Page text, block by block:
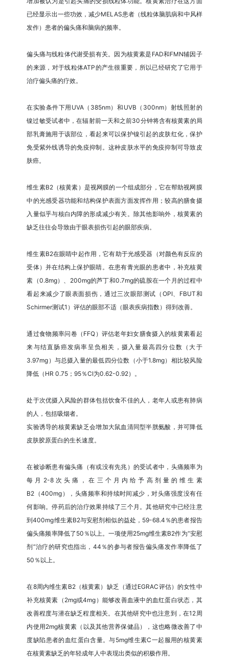
已经显示出一些功效，减少MELAS患者（线粒体脑肌病和中风样
发作）患者的偏头痛和脑病的频率。
偏头痛与线粒体代谢受损有关。因为核黄素是FAD和FMN辅因子
的来源，对于线粒体ATP的产生很重要，所以已经研究了它用于
治疗偏头痛的疗效。
在实验条件下用UVA（385nm）和UVB（300nm）射线照射的
镍过敏受试者中，在辐射前一天和之前30分钟将含有核黄素的局
部乳膏施用于该部位，看起来可以保护镍引起的皮肤红化，保护
免受紫外线诱导的免疫抑制。这种皮肤水平的免疫抑制可导致皮
肤癌。
维生素B2（核黄素）是视网膜的一个组成部分，它在帮助视网膜
中的光感受器功能和结构保护表面方面发挥作用；较高的膳食摄
入量似乎与核白内障的形成减少有关。除其他影响外，核黄素的
缺乏往往会导致由于眼表损伤引起的眼部疾病。
维生素B2在眼睛中起作用，它有助于光感受器（对颜色有反应的
受体）并在结构上保护眼睛。在患有青光眼的患者中，补充核黄
素（0.8mg）、200mg的芦丁和0.7mg的硫胺在一个月的过程中
看起来减少了眼表面损伤，通过三次眼部测试（OPI、FBUT和
Schirmer测试1）评估的眼部不适（眼表疾病指数）得到改善。
通过食物频率问卷（FFQ）评估老年妇女膳食摄入的核黄素看起
来与结直肠癌发病率呈负相关，摄入量最高四分位数（大于
3.97mg）与总摄入量的最低四分位数（小于1.8mg）相比较风险
降低（HR 0.75；95％CI为0.62-0.92）。
处于次优摄入风险的群体包括饮食不佳的人，老年人或患有肺病
的人，包括吸烟者。
实验诱导的核黄素缺乏会增加大鼠血清同型半胱氨酸，并可降低
皮肤胶原蛋白的生长速度。
在被诊断患有偏头痛（有或没有先兆）的受试者中，头痛频率为
每月2-8次头痛，在三个月内给予高剂量的维生素
B2（400mg），头痛频率和持续时间减少，对头痛强度没有任
何影响。停药后的治疗效果持续了三个月。其他研究中已经注意
到400mg维生素B2与安慰剂相似的益处，59-68.4％的患者报告
偏头痛频率降低了50％以上。一项使用25mg维生素B2作为“安慰
剂”治疗的研究也指出，44％的参与者报告偏头痛发作率降低了
50％以上。
在8周内维生素B2（核黄素）缺乏（通过EGRAC评估）的女性中
补充核黄素（2mg或4mg）能够改善血液中的血红蛋白状态，其
改善程度与潜在缺乏程度相关。在其他研究中也注意到，在12周
内使用2mg核黄素（以及其他营养保健品），这也略微改善了中
度缺陷患者的血红蛋白含量。与5mg维生素C一起服用的核黄素
在核黄素缺乏的年轻成年人中表现出类似的积极作用。